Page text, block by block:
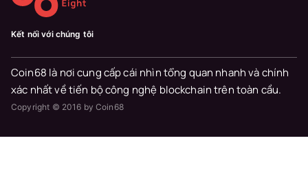
Kết nối với chúng tôi
Coin68 là nơi cung cấp cái nhìn tổng quan nhanh và chính
xác nhất về tiến bộ công nghệ blockchain trên toàn cầu.
Copyright © 2016 by Coin68